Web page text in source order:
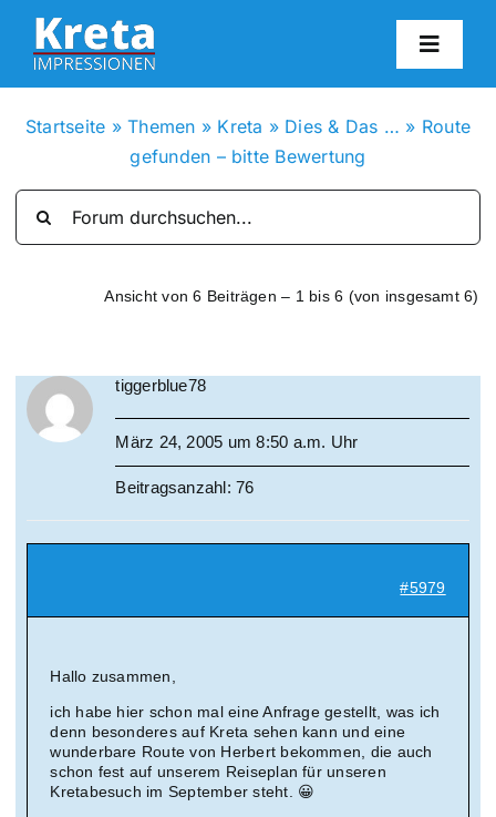
Zum
Inhalt
springen
Suche
Startseite »Themen » Kreta » Dies & Das … » Route
gefunden – bitte Bewertung
Ansicht von 6 Beiträgen – 1 bis 6 (von insgesamt 6)
tiggerblue78
März 24, 2005 um 8:50 a.m. Uhr
Beitragsanzahl: 76
#5979
Hallo zusammen,
ich habe hier schon mal eine Anfrage gestellt, was ich
denn besonderes auf Kreta sehen kann und eine
wunderbare Route von Herbert bekommen, die auch
schon fest auf unserem Reiseplan für unseren
Kretabesuch im September steht. 😀